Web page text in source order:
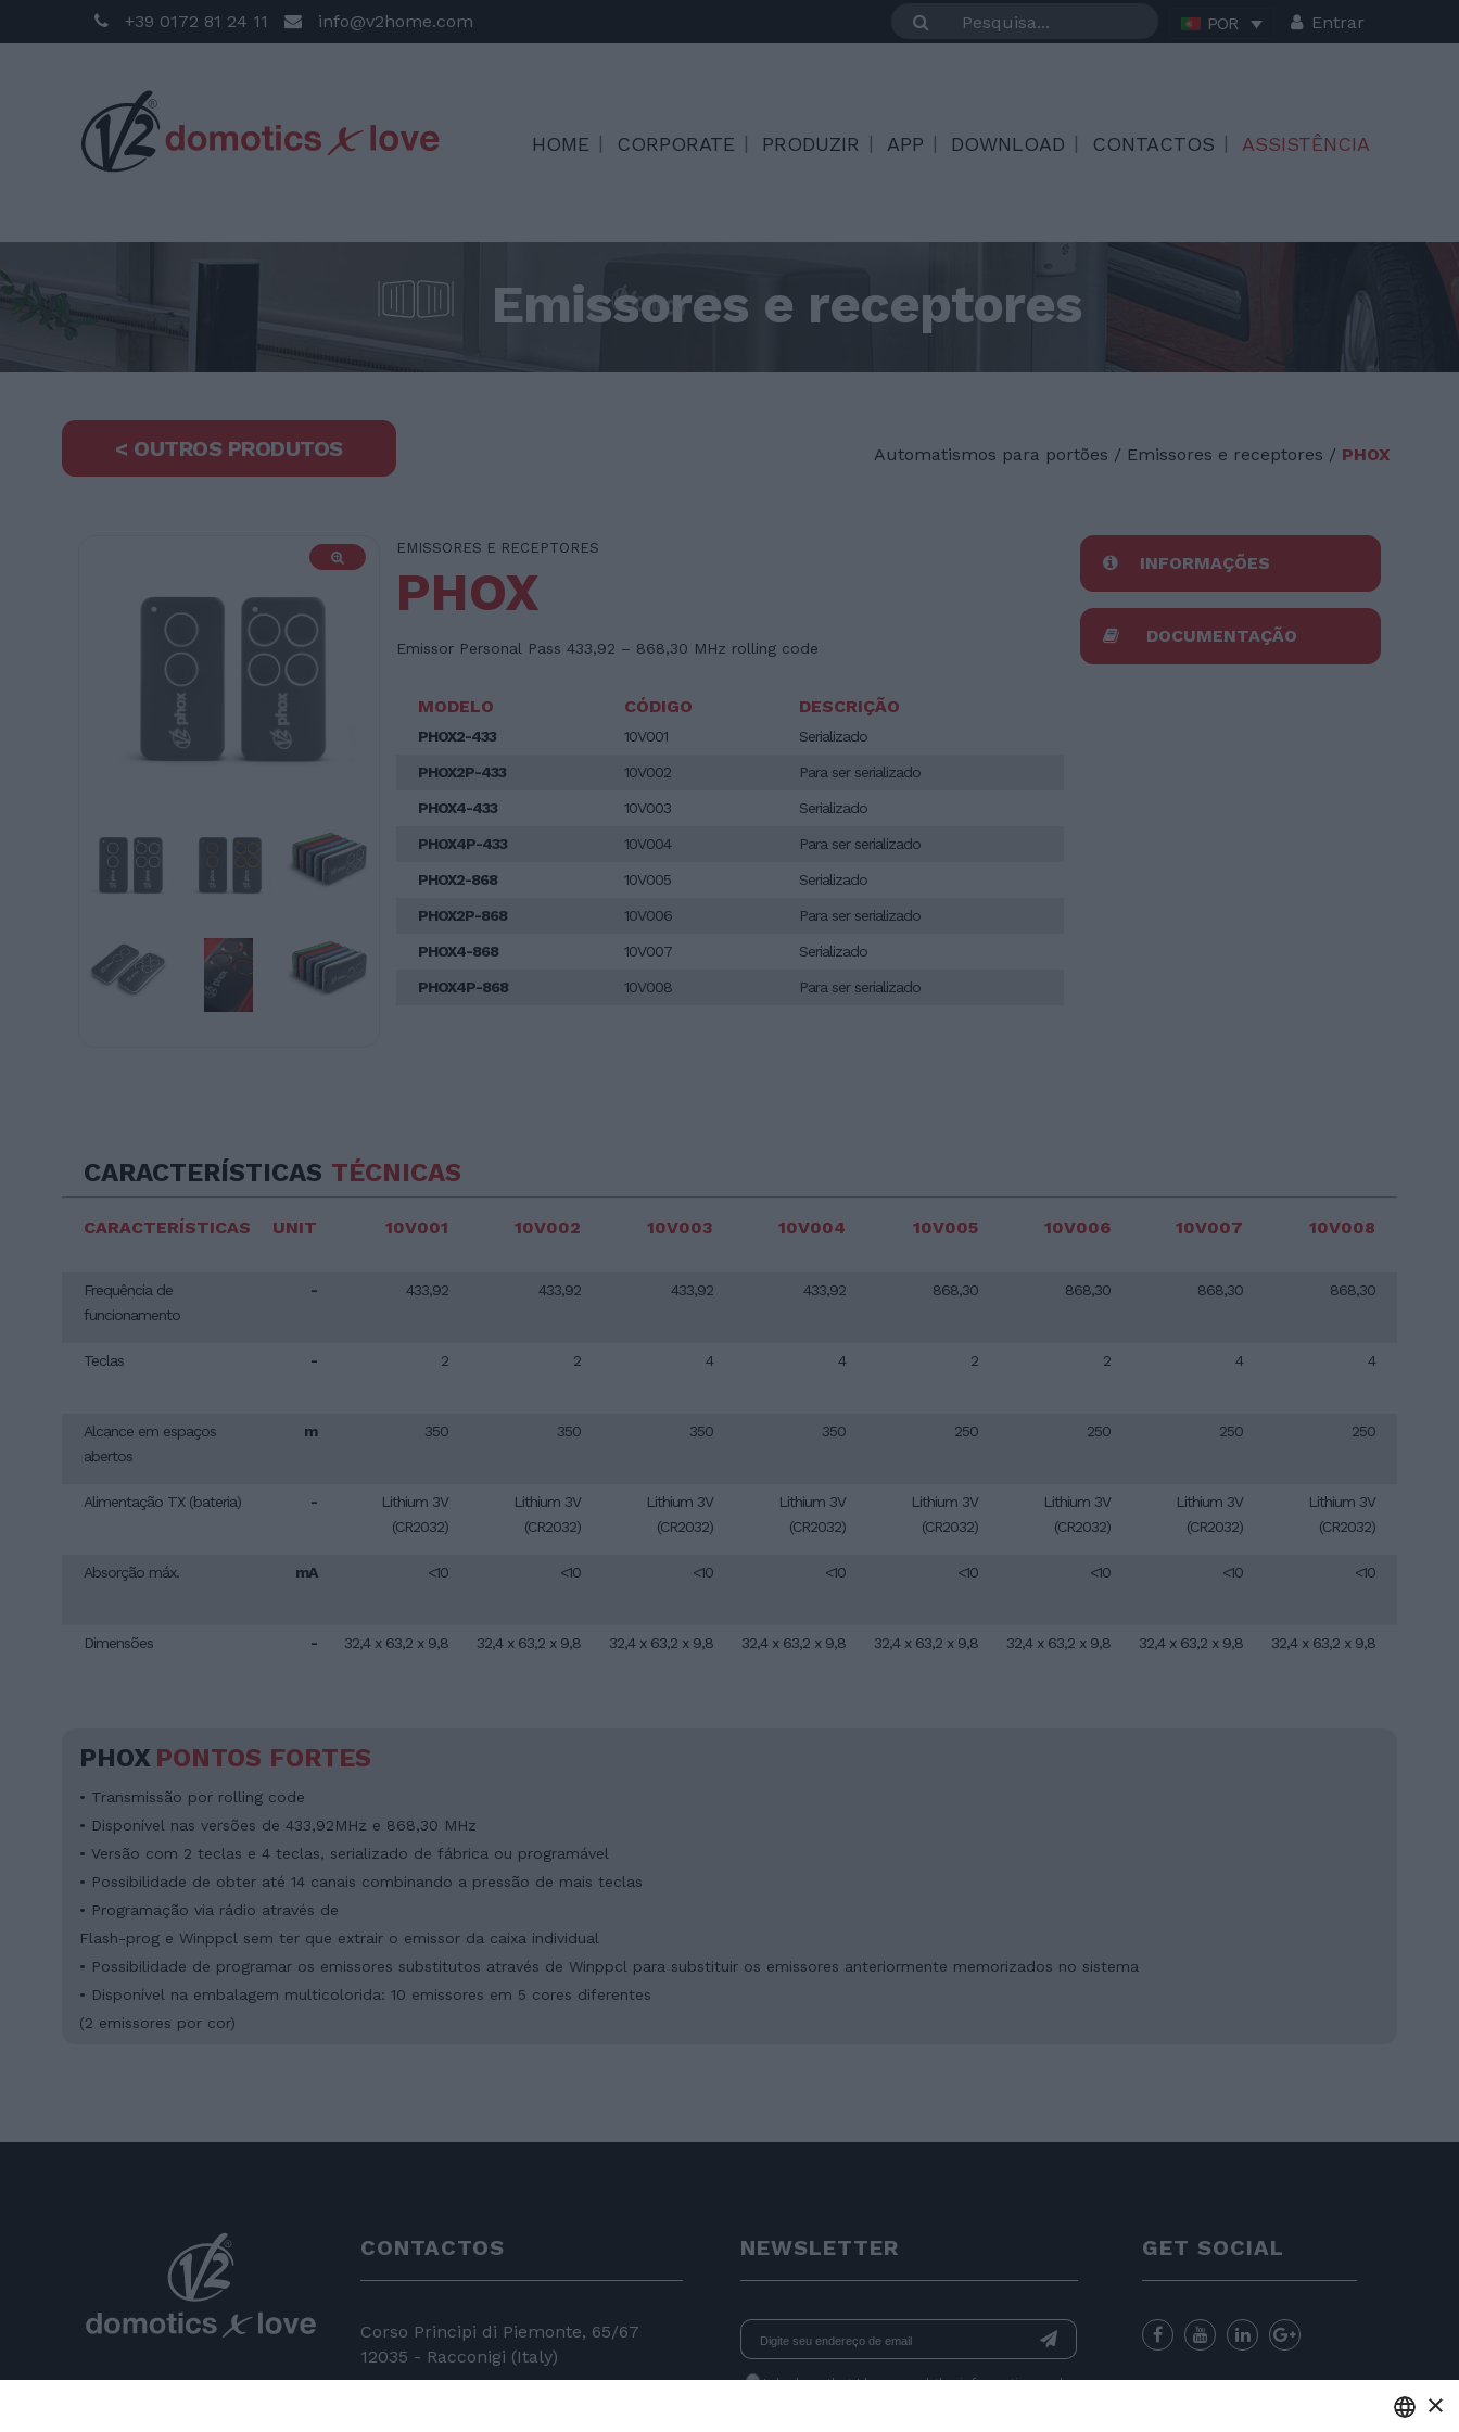
+39 0172 81 24 11 info@v2home.com POR Entrar
HOME CORPORATE PRODUZIR APP DOWNLOAD CONTACTOS ASSISTÊNCIA
Emissores e receptores
< OUTROS PRODUTOS Automatismos para portões / Emissores e receptores / PHOX
EMISSORES E RECEPTORES
PHOX
Emissor Personal Pass 433,92 – 868,30 MHz rolling code
MODELO CÓDIGO DESCRIÇÃO
PHOX2-433 10V001 Serializado
PHOX2P-433 10V002 Para ser serializado
PHOX4-433 10V003 Serializado
PHOX4P-433 10V004 Para ser serializado
PHOX2-868 10V005 Serializado
PHOX2P-868 10V006 Para ser serializado
PHOX4-868 10V007 Serializado
PHOX4P-868 10V008 Para ser serializado
INFORMAÇÕES
DOCUMENTAÇÃO
CARACTERÍSTICAS TÉCNICAS
CARACTERÍSTICAS
Frequência de
funcionamento
Teclas
Alcance em espaços
abertos
Alimentação TX (bateria)
Absorção máx.
Dimensões
UNIT
-
-
m
-
mA
-
10V001
433,92
2
350
Lithium 3V
(CR2032)
<10
32,4 x 63,2 x 9,8
10V002
433,92
2
350
Lithium 3V
(CR2032)
<10
32,4 x 63,2 x 9,8
10V003
433,92
4
350
Lithium 3V
(CR2032)
<10
32,4 x 63,2 x 9,8
10V004
433,92
4
350
Lithium 3V
(CR2032)
<10
32,4 x 63,2 x 9,8
10V005
868,30
2
250
Lithium 3V
(CR2032)
<10
32,4 x 63,2 x 9,8
10V006
868,30
2
250
Lithium 3V
(CR2032)
<10
32,4 x 63,2 x 9,8
10V007
868,30
4
250
Lithium 3V
(CR2032)
<10
32,4 x 63,2 x 9,8
10V008
868,30
4
250
Lithium 3V
(CR2032)
<10
32,4 x 63,2 x 9,8
PHOX PONTOS FORTES
• Transmissão por rolling code
• Disponível nas versões de 433,92MHz e 868,30 MHz
• Versão com 2 teclas e 4 teclas, serializado de fábrica ou programável
• Possibilidade de obter até 14 canais combinando a pressão de mais teclas
• Programação via rádio através de
Flash-prog e Winppcl sem ter que extrair o emissor da caixa individual
• Possibilidade de programar os emissores substitutos através de Winppcl para substituir os emissores anteriormente memorizados no sistema
• Disponível na embalagem multicolorida: 10 emissores em 5 cores diferentes
(2 emissores por cor)
CONTACTOS
Corso Principi di Piemonte, 65/67
12035 - Racconigi (Italy)
NEWSLETTER
I declare that I have readthe informationand
GET SOCIAL
×